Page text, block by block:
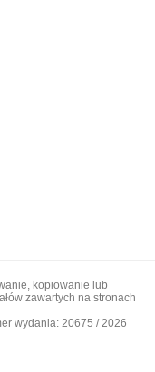
kopiowanie lub
zawartych na stronach
wydania: 20675 / 2026